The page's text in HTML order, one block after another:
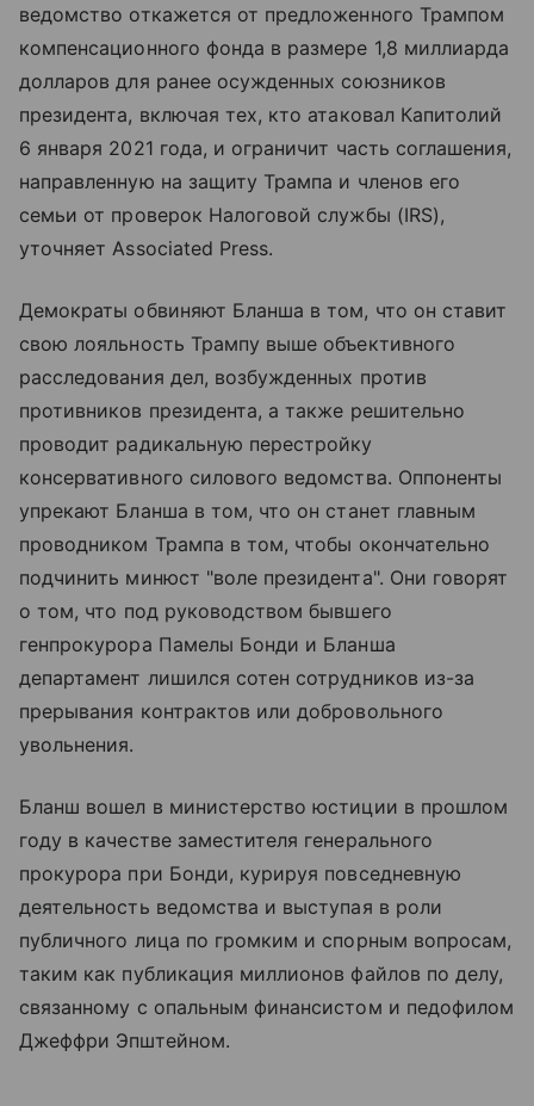
ведомство откажется от предложенного Трампом
компенсационного фонда в размере 1,8 миллиарда
долларов для ранее осужденных союзников
президента, включая тех, кто атаковал Капитолий
6 января 2021 года, и ограничит часть соглашения,
направленную на защиту Трампа и членов его
семьи от проверок Налоговой службы (IRS),
уточняет Associated Press.
Демократы обвиняют Бланша в том, что он ставит
свою лояльность Трампу выше объективного
расследования дел, возбужденных против
противников президента, а также решительно
проводит радикальную перестройку
консервативного силового ведомства. Оппоненты
упрекают Бланша в том, что он станет главным
проводником Трампа в том, чтобы окончательно
подчинить минюст "воле президента". Они говорят
о том, что под руководством бывшего
генпрокурора Памелы Бонди и Бланша
департамент лишился сотен сотрудников из-за
прерывания контрактов или добровольного
увольнения.
Бланш вошел в министерство юстиции в прошлом
году в качестве заместителя генерального
прокурора при Бонди, курируя повседневную
деятельность ведомства и выступая в роли
публичного лица по громким и спорным вопросам,
таким как публикация миллионов файлов по делу,
связанному с опальным финансистом и педофилом
Джеффри Эпштейном.